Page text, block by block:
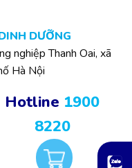
DƯỠNG
nghiệp Thanh Oai, xã
Hà Nội
Hotline 1900
8220